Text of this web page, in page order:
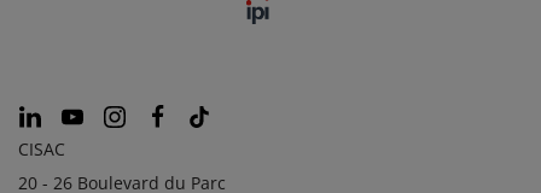
CISAC
20 - 26 Boulevard du Parc